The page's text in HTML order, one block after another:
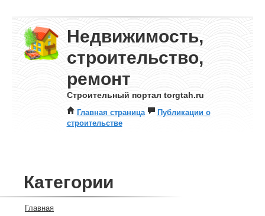
Недвижимость,
строительство,
ремонт
Строительный портал torgtah.ru
Главная страница
Публикации о
строительстве
Категории
Главная